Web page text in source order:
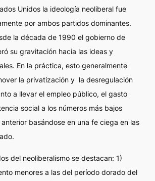
Unidos la ideología neoliberal fue
por ambos partidos dominantes.
la década de 1990 el gobierno de
su gravitación hacia las ideas y
En la práctica, esto generalmente
la privatización y la desregulación
a llevar el empleo público, el gasto
social a los números más bajos
basándose en una fe ciega en las
del neoliberalismo se destacan: 1)
menores a las del período dorado del